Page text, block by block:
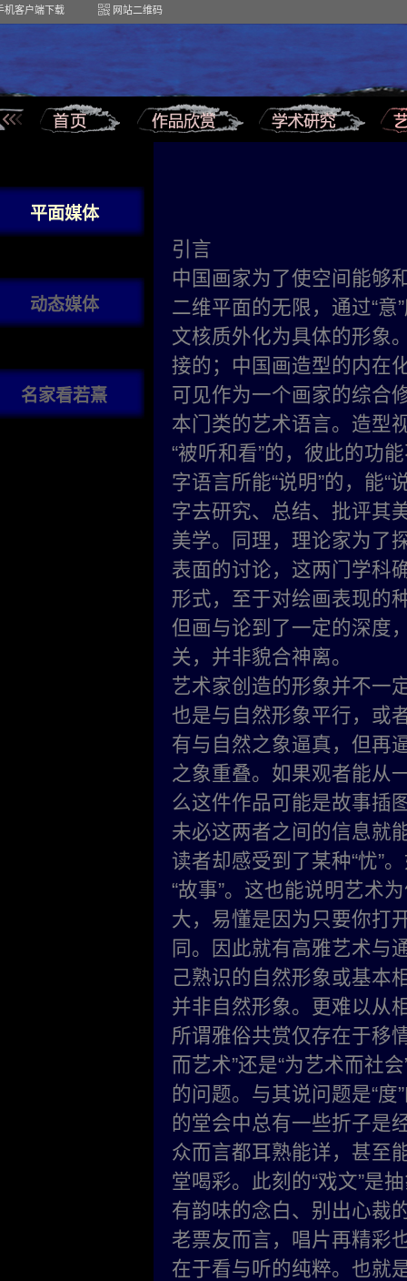
机客户端下载 网站二维码
平面媒体
动态媒体
名家看若熹
引言
中国画家为了使空间能够
二维平面的无限，通过“
文核质外化为具体的形象
接的；中国画造型的内在
可见作为一个画家的综合
本门类的艺术语言。造型
“被听和看”的，彼此的功
字语言所能“说明”的，能
字去研究、总结、批评其
美学。同理，理论家为了
表面的讨论，这两门学科
形式，至于对绘画表现的
但画与论到了一定的深度
关，并非貌合神离。
艺术家创造的形象并不一
也是与自然形象平行，或
有与自然之象逼真，但再
之象重叠。如果观者能从
么这件作品可能是故事插
未必这两者之间的信息就
读者却感受到了某种“忧”
“故事”。这也能说明艺术
大，易懂是因为只要你打
同。因此就有高雅艺术与
己熟识的自然形象或基本
并非自然形象。更难以从
所谓雅俗共赏仅存在于移
而艺术”还是“为艺术而社
的问题。与其说问题是“度
的堂会中总有一些折子是
众而言都耳熟能详，甚至
堂喝彩。此刻的“戏文”是
有韵味的念白、别出心裁
老票友而言，唱片再精彩
在于看与听的纯粹。也就